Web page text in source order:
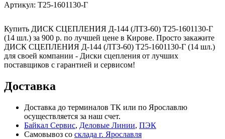
Артикул: Т25-1601130-Г
Купить ДИСК СЦЕПЛЕНИЯ Д-144 (ЛТЗ-60) Т25-1601130-Г
(14 шл.) за 900 р. по лучшей цене в Кирове. Просто закажите
ДИСК СЦЕПЛЕНИЯ Д-144 (ЛТЗ-60) Т25-1601130-Г (14 шл.)
для своей компании - Диски сцепления от лучших
поставщиков с гарантией и сервисом!
Доставка
Доставка до терминалов ТК или по Ярославлю
осуществляется за наш счет.
Байкал Сервис, Деловые Линии, ПЭК
Самовывоз со склада г. Ярославля